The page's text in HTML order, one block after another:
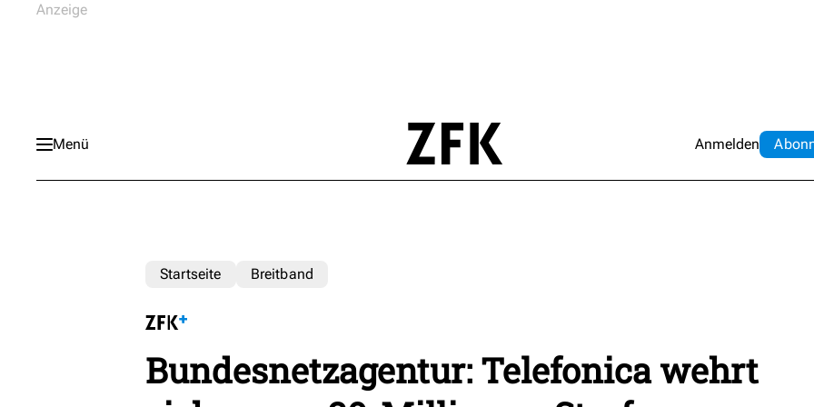
Menü Anmelden Abo
Startseite Breitband
Bundesnetzagentur: Telefonica wehrt